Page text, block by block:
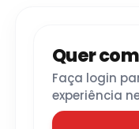
Quer
Faça login
experiência